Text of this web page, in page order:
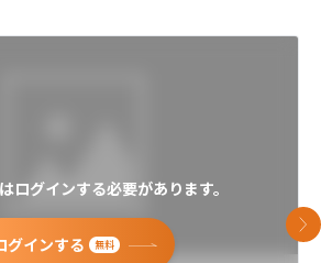
ログインする必要があります。
グインする 無料
次